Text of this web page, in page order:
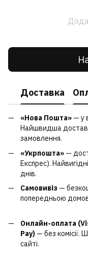
Доставка
«Нова Пошта» — у
Найшвидша
замовлення.
«Укрпошта» —
Експрес).
днів.
Самовивіз —
попередньою
Онлайн-оплата
Pay) — без комісії.
сайті.